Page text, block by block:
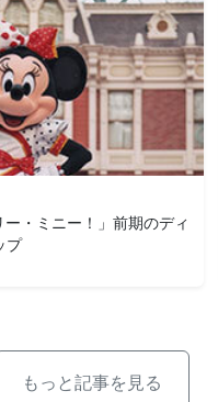
・ミニー！」前期のディ
プ
もっと記事を見る